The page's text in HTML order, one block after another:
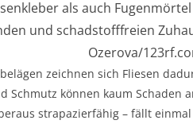
als auch
und schadstofffreien
Ozerova/
zeichnen sich Fliesen
Schmutz können kaum
strapazierfähig – fällt